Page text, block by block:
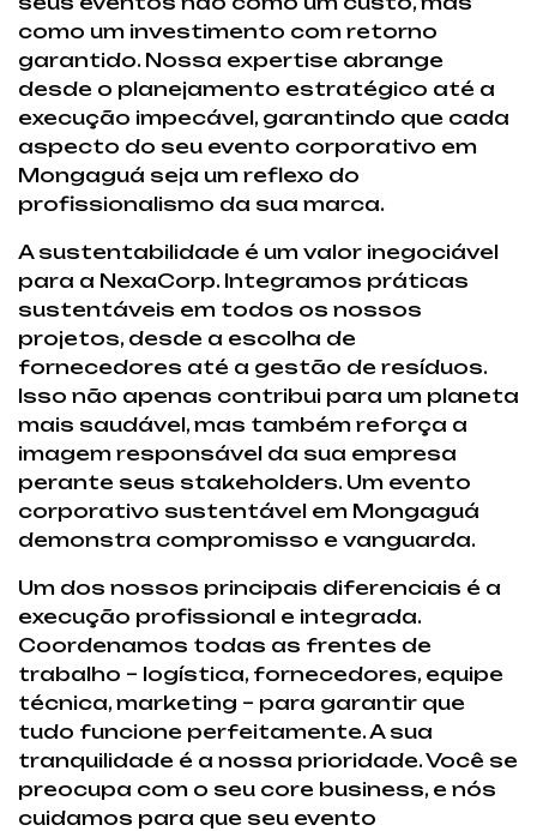
como um investimento com retorno
garantido. Nossa expertise abrange
desde o planejamento estratégico até a
execução impecável, garantindo que cada
aspecto do seu evento corporativo em
Mongaguá seja um reflexo do
profissionalismo da sua marca.
A sustentabilidade é um valor inegociável
para a NexaCorp. Integramos práticas
sustentáveis em todos os nossos
projetos, desde a escolha de
fornecedores até a gestão de resíduos.
Isso não apenas contribui para um planeta
mais saudável, mas também reforça a
imagem responsável da sua empresa
perante seus stakeholders. Um evento
corporativo sustentável em Mongaguá
demonstra compromisso e vanguarda.
Um dos nossos principais diferenciais é a
execução profissional e integrada.
Coordenamos todas as frentes de
trabalho – logística, fornecedores, equipe
técnica, marketing – para garantir que
tudo funcione perfeitamente. A sua
tranquilidade é a nossa prioridade. Você se
preocupa com o seu core business, e nós
cuidamos para que seu evento